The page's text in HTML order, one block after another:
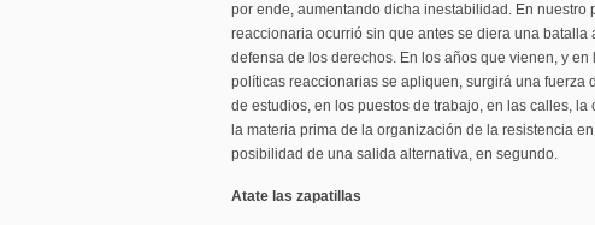
por ende, aumentando dicha inestabilidad. En nuestro
reaccionaria ocurrió sin que antes se diera una batalla
defensa de los derechos. En los años que vienen, y
políticas reaccionarias se apliquen, surgirá una fuerza
de estudios, en los puestos de trabajo, en las calles, la
la materia prima de la organización de la resistencia
posibilidad de una salida alternativa, en segundo.
Atate las zapatillas